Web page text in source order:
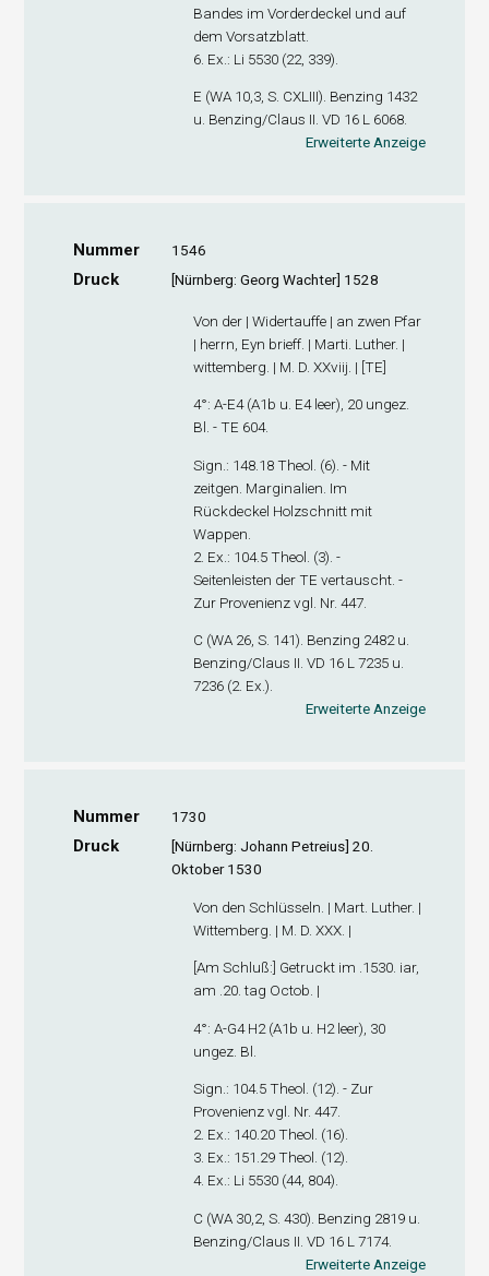
Bandes im Vorderdeckel und auf
dem Vorsatzblatt.
6. Ex .: Li 5530 (22, 339).
E (WA 10,3, S. CXLIII). Benzing 1432
u. Benzing/Claus II. VD 16 L 6068.
Erweiterte Anzeige
Nummer 1546
Druck [Nürnberg: Georg Wachter] 1528
Von der | Widertauffe | an zwen Pfar
| herrn, Eyn brieff. | Marti. Luther. |
wittemberg. | M. D. XXviij. | [TE]
4°: A-E4(A1b u. E4 leer), 20 ungez.
Bl. - TE 604.
Sign .: 148.18 Theol. (6). - Mit
zeitgen. Marginalien. Im
Rückdeckel Holzschnitt mit
Wappen.
2. Ex .: 104.5 Theol. (3). -
Seitenleisten der TE vertauscht. -
Zur Provenienz vgl. Nr. 447.
C (WA 26, S. 141). Benzing 2482 u.
Benzing/Claus II. VD 16 L 7235 u.
7236 (2. Ex.).
Erweiterte Anzeige
Nummer 1730
Druck
[Nürnberg: Johann Petreius] 20.
Oktober 1530
Von den Schlüsseln. | Mart. Luther. |
Wittemberg. | M. D. XXX. |
[Am Schluß:] Getruckt im .1530. iar,
am .20. tag Octob. |
4°: A-G4H2 (A1b u. H2 leer), 30
ungez. Bl.
Sign.: 104.5 Theol. (12). - Zur
Provenienz vgl. Nr. 447.
2. Ex.: 140.20 Theol. (16).
3. Ex.: 151.29 Theol. (12).
4. Ex.: Li 5530 (44, 804).
C (WA 30,2, S. 430). Benzing 2819 u.
Benzing/Claus II. VD 16 L 7174.
Erweiterte Anzeige